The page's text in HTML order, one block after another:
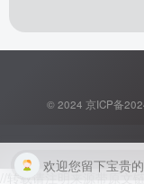
© 2024 京ICP备
欢迎您留下宝贵的
//转载请注明来源带原文